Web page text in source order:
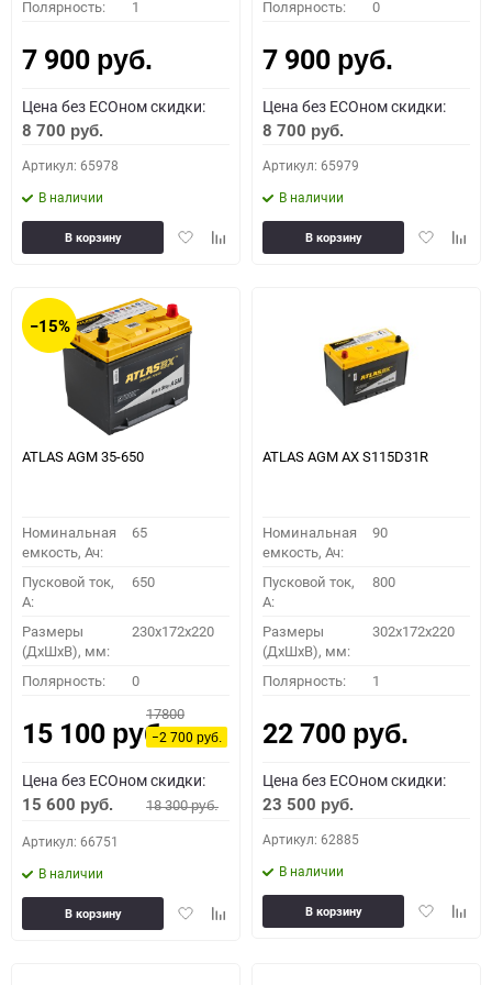
Полярность: 1
7 900 руб.
Цена без ECOном скидки:
8 700 руб.
Артикул: 65978
В наличии
ДобавитьДобавить
В корзину
Полярность: 0
7 900 руб.
Цена без ECOном скидки:
8 700 руб.
Артикул: 65979
В наличии
Добавить
В корзину
−15%
ATLAS AGM 35-650
Номинальная
емкость, Ач:
65
Пусковой ток,
A:
650
Размеры
(ДхШхВ), мм:
230x172x220
Полярность: 0
15 100 руб.
17800
−2 700руб.
Цена без ECOном скидки:
15 600 руб. 18 300руб.
Артикул: 66751
В наличии
ДобавитьДобавить
В корзину
ATLAS AGM AX S115D31R
Номинальная
емкость, Ач:
90
Пусковой ток,
A:
800
Размеры
(ДхШхВ), мм:
302x172x220
Полярность: 1
22 700 руб.
Цена без ECOном скидки:
23 500 руб.
Артикул: 62885
В наличии
Добавить
В корзину